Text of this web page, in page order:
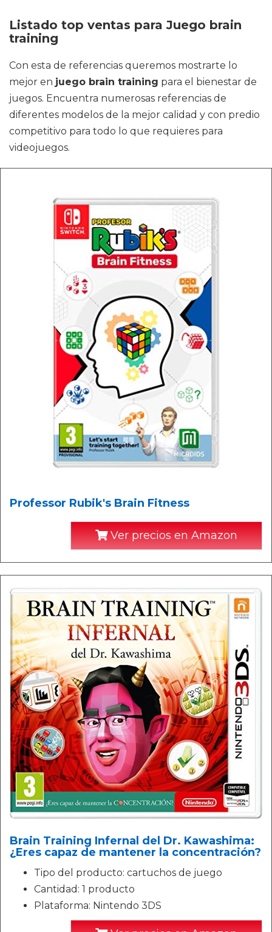
Listado top ventas para Juego brain
training
Con esta de referencias queremos mostrarte lo
mejor en juego brain training para el bienestar de
juegos. Encuentra numerosas referencias de
diferentes modelos de la mejor calidad y con predio
competitivo para todo lo que requieres para
videojuegos.
Professor Rubik's Brain Fitness
Ver precios en Amazon
Brain Training Infernal del Dr. Kawashima:
¿Eres capaz de mantener la concentración?
Tipo del producto: cartuchos de juego
Cantidad: 1 producto
Plataforma: Nintendo 3DS